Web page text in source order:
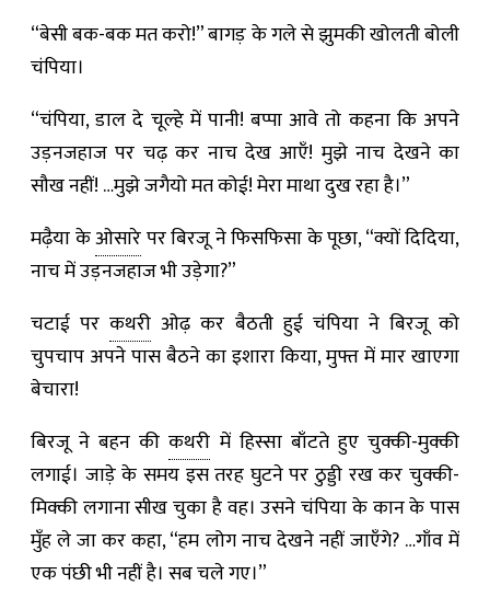
“बेसी बक-बक मत करो!” बागड़ के गले से झुमकी खोलती बोली
चंपिया।
“चंपिया, डाल दे चूल्हे में पानी! बप्पा आवे तो कहना कि अपने
उड़नजहाज पर चढ़ कर नाच देख आएँ! मुझे नाच देखने का
सौख नहीं! …मुझे जगैयो मत कोई! मेरा माथा दुख रहा है।”
मढ़ैया केओसारेपर बिरजू ने फिसफिसा के पूछा, “क्यों दिदिया,
नाच में उड़नजहाज भी उड़ेगा?”
चटाई परकथरी ओढ़ कर बैठती हुई चंपिया ने बिरजू को
चुपचाप अपने पास बैठने का इशारा किया, मुफ्त में मार खाएगा
बेचारा!
बिरजू ने बहन कीकथरी में हिस्सा बाँटते हुए चुक्की-मुक्की
लगाई। जाड़े के समय इस तरह घुटने पर ठुड्डी रख कर चुक्की-
मिक्की लगाना सीख चुका है वह। उसने चंपिया के कान के पास
मुँह ले जा कर कहा, “हम लोग नाच देखने नहीं जाएँगे? …गाँव में
एक पंछी भी नहीं है। सब चले गए।”